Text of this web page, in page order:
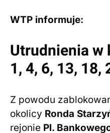
WTP informuje:
Utrudnienia
1, 4, 6, 13, 18,
Z powodu
okolicy Ronda
rejonie Pl.